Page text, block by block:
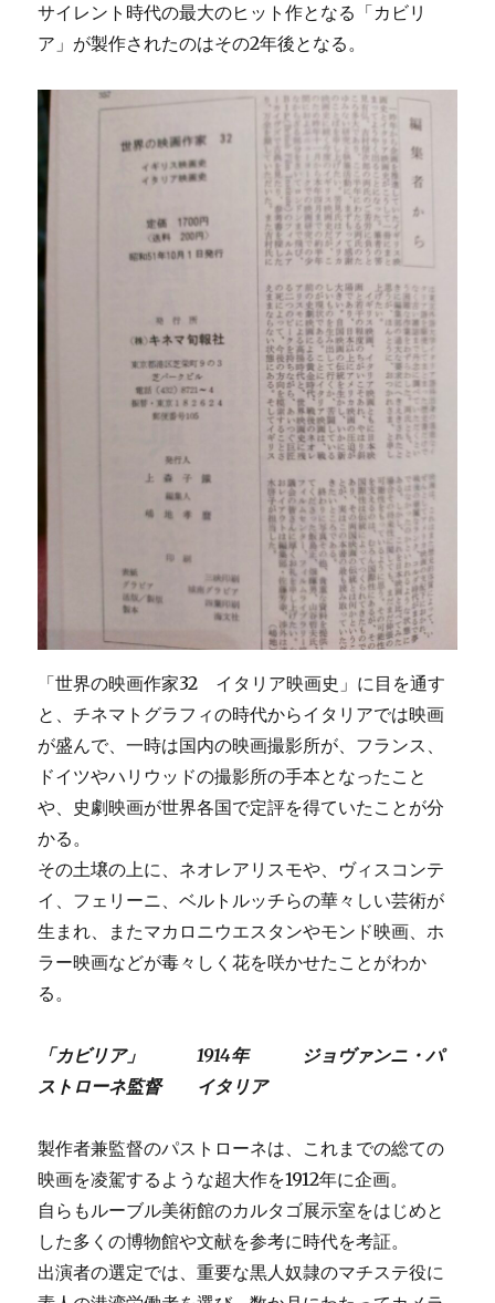
サイレント時代の最大のヒット作となる「カビリ
ア」が製作されたのはその2年後となる。
「世界の映画作家32 イタリア映画史」に目を通す
と、チネマトグラフィの時代からイタリアでは映画
が盛んで、一時は国内の映画撮影所が、フランス、
ドイツやハリウッドの撮影所の手本となったこと
や、史劇映画が世界各国で定評を得ていたことが分
かる。
その土壌の上に、ネオレアリスモや、ヴィスコンテ
イ、フェリーニ、ベルトルッチらの華々しい芸術が
生まれ、またマカロニウエスタンやモンド映画、ホ
ラー映画などが毒々しく花を咲かせたことがわか
る。
「カビリア」 1914年 ジョヴァンニ・パ
ストローネ監督 イタリア
製作者兼監督のパストローネは、これまでの総ての
映画を凌駕するような超大作を1912年に企画。
自らもルーブル美術館のカルタゴ展示室をはじめと
した多くの博物館や文献を参考に時代を考証。
出演者の選定では、重要な黒人奴隷のマチステ役に